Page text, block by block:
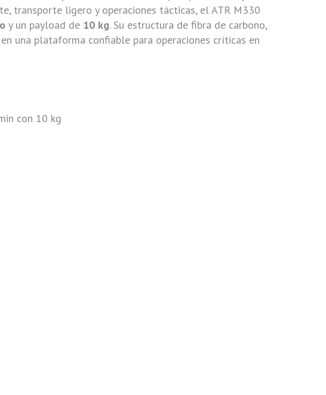
transporte ligero y operaciones tácticas, el ATR M330
y un payload de 10 kg. Su estructura de fibra de carbono,
una plataforma confiable para operaciones críticas en
con 10 kg